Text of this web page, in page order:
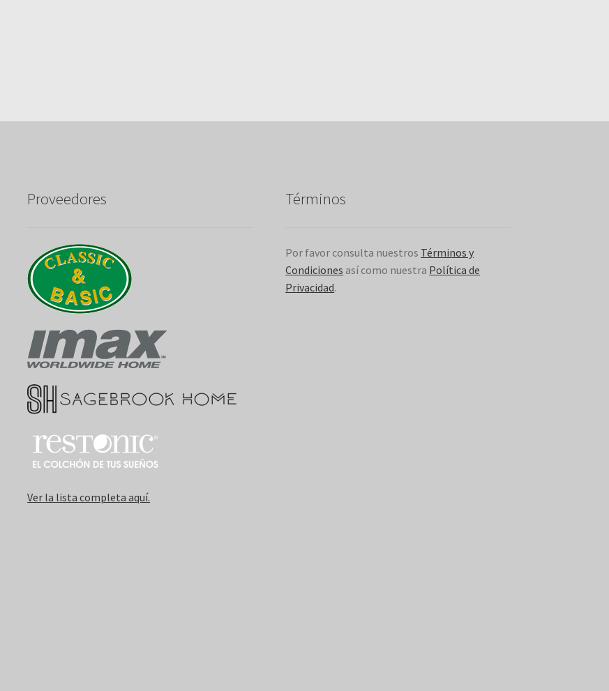
Proveedores
Ver la lista completa aquí.
Términos
Por favor consulta nuestros Términos y
Condiciones así como nuestra Política de
Privacidad.